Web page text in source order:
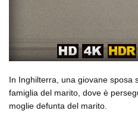
In Inghilterra, una giovane sposa
famiglia del marito, dove è
moglie defunta del marito.